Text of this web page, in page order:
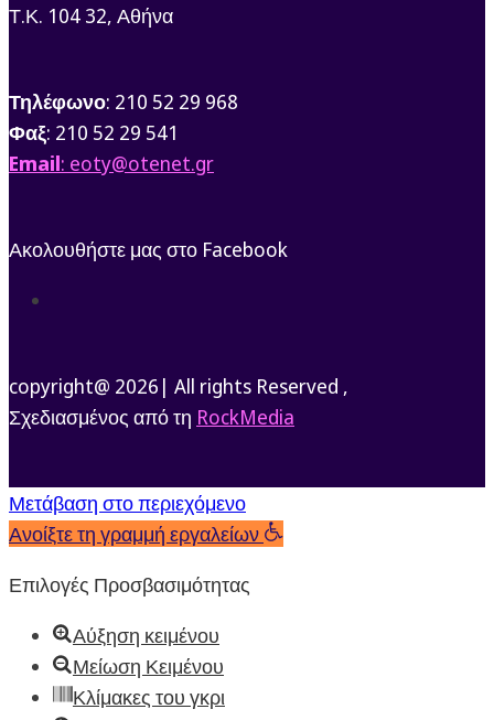
Τ.Κ. 104 32, Αθήνα
Τηλέφωνο: 210 52 29 968
Φαξ: 210 52 29 541
Email: eoty@otenet.gr
Ακολουθήστε μας στο Facebook
copyright@ 2026| All rights Reserved ,
Σχεδιασμένος από τη RockMedia
Μετάβαση στο περιεχόμενο
Ανοίξτε τη γραμμή εργαλείων
Επιλογές Προσβασιμότητας
Αύξηση κειμένου
Μείωση Κειμένου
Κλίμακες του γκρι